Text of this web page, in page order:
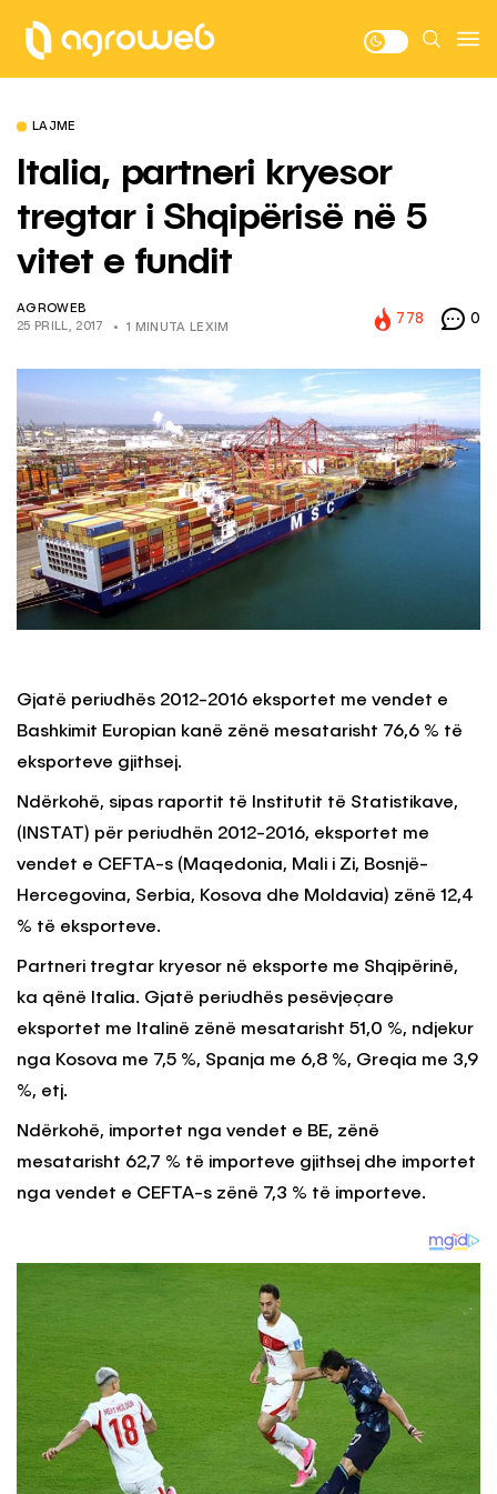
LAJME
Italia, partneri kryesor
tregtar i Shqipërisë në 5
vitet e fundit
AGROWEB
25 PRILL, 2017
1 MINUTA LEXIM
778 0
Gjatë periudhës 2012-2016 eksportet me vendet e
Bashkimit Europian kanë zënë mesatarisht 76,6 % të
eksporteve gjithsej.
Ndërkohë, sipas raportit të Institutit të Statistikave,
(INSTAT) për periudhën 2012-2016, eksportet me
vendet e CEFTA-s (Maqedonia, Mali i Zi, Bosnjë-
Hercegovina, Serbia, Kosova dhe Moldavia) zënë 12,4
% të eksporteve.
Partneri tregtar kryesor në eksporte me Shqipërinë,
ka qënë Italia. Gjatë periudhës pesëvjeçare
eksportet me Italinë zënë mesatarisht 51,0 %, ndjekur
nga Kosova me 7,5 %, Spanja me 6,8 %, Greqia me 3,9
%, etj.
Ndërkohë, importet nga vendet e BE, zënë
mesatarisht 62,7 % të importeve gjithsej dhe importet
nga vendet e CEFTA-s zënë 7,3 % të importeve.